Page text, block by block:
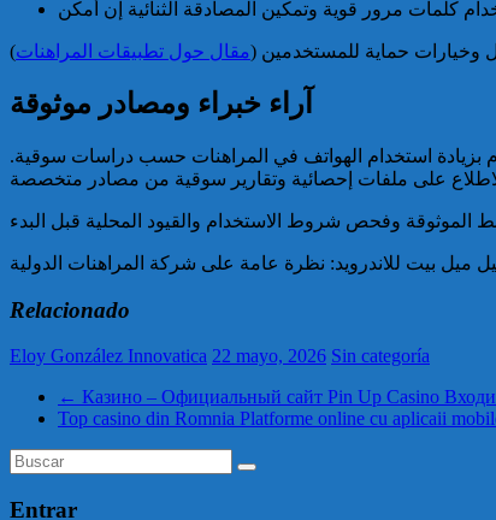
وخيارات حماية للمستخدمين (مقال حول تطبيقات المراهنات
آراء خبراء ومصادر موثوقة
بزيادة استخدام الهواتف في المراهنات حسب دراسات سوقية.
ميل بيت للاندرويد: نظرة عامة على شركة المراهنات الدولية
Relacionado
Eloy González Innovatica 22 mayo, 2026 Sin categoría
← Казино – Официальный сайт Pin Up Casino
Top casino din Romnia Platforme online cu aplicaii
Entrar